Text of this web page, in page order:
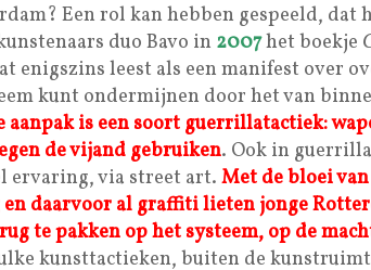
Een rol kan hebben gespeeld, dat
duo Bavo in 2007het boekje
enigszins leest als een manifest over
kunt ondermijnen door het van
aanpak is een soort guerrillatactiek:
de vijand gebruiken. Ook in
ervaring, via street art. Met de bloei
daarvoor al graffiti lieten jonge
te pakken op het systeem, op de
kunsttactieken, buiten de